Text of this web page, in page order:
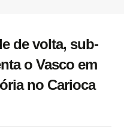
de volta, sub-
o Vasco em
no Carioca